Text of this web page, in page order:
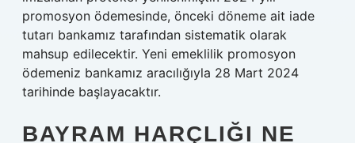
promosyon ödemesinde, önceki döneme ait iade
tutarı bankamız tarafından sistematik olarak
mahsup edilecektir. Yeni emeklilik promosyon
ödemeniz bankamız aracılığıyla 28 Mart 2024
tarihinde başlayacaktır.
BAYRAM HARÇLIĞI NE